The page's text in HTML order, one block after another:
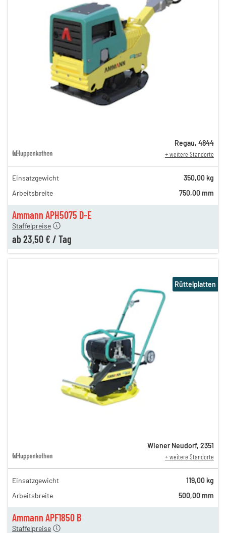
Ammann APH5075 D-E
65,00 €
40,00 €
Staffelpreise
ab 23,50 € / Tag
Regau, 4844
+ weitere Standorte
Einsatzgewicht
350,00 kg
Arbeitsbreite
750,00 mm
Ammann APF1850 B
40,00 €
21,00 €
Staffelpreise
Rüttelplatten
Wiener Neudorf, 2351
+ weitere Standorte
Einsatzgewicht
119,00 kg
Arbeitsbreite
500,00 mm